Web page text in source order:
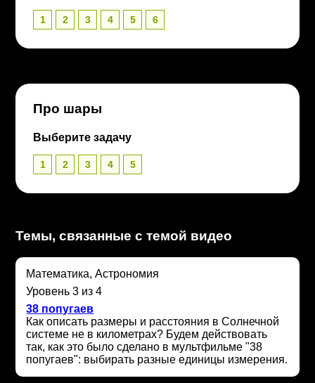
1 2 3 4 5 6
Про шары
Выберите задачу
1 2 3 4 5
Темы, связанные с темой видео
Математика, Астрономия
Уровень 3 из 4
38 попугаев
Как описать размеры и расстояния в Солнечной
системе не в километрах? Будем действовать
так, как это было сделано в мультфильме "38
попугаев": выбирать разные единицы измерения.